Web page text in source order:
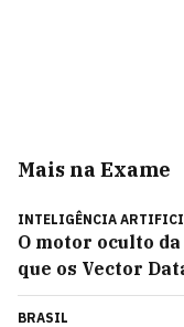
Mais na Exame
INTELIGÊNCIA
O motor oculto
que os Vector
BRASIL